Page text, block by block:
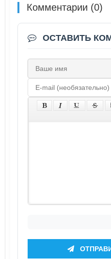
Комментарии (0)
ОСТАВИТЬ